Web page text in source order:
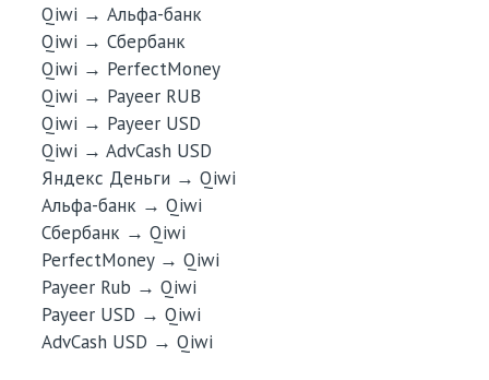
Qiwi → Альфа-банк
Qiwi → Сбербанк
Qiwi → PerfectMoney
Qiwi → Payeer RUB
Qiwi → Payeer USD
Qiwi → AdvCash USD
Яндекс Деньги → Qiwi
Альфа-банк → Qiwi
Сбербанк → Qiwi
PerfectMoney → Qiwi
Payeer Rub → Qiwi
Payeer USD → Qiwi
AdvCash USD → Qiwi